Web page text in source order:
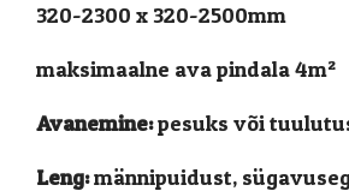
320-2300 x 320-2500mm
maksimaalne ava pindala 4m²
Avanemine:pesuks või
Leng:männipuidust,